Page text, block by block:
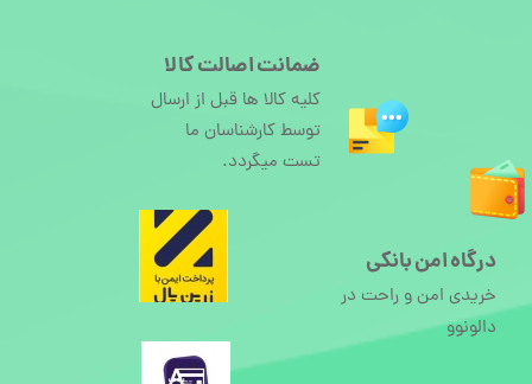
درگاه امن بانکی
خریدی امن و راحت در
دالونوو
ضمانت اصالت کالا
کلیه کالا ها قبل از ارسال
توسط کارشناسان ما
تست میگردد.